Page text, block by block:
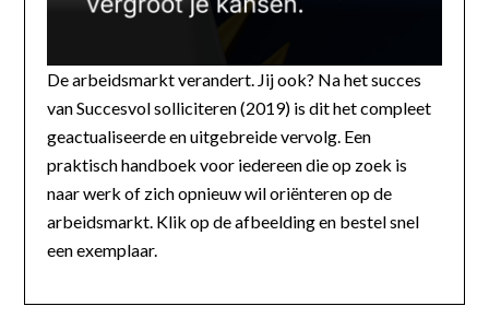
De arbeidsmarkt verandert. Jij ook? Na het succes
van Succesvol solliciteren (2019) is dit het compleet
geactualiseerde en uitgebreide vervolg. Een
praktisch handboek voor iedereen die op zoek is
naar werk of zich opnieuw wil oriënteren op de
arbeidsmarkt. Klik op de afbeelding en bestel snel
een exemplaar.